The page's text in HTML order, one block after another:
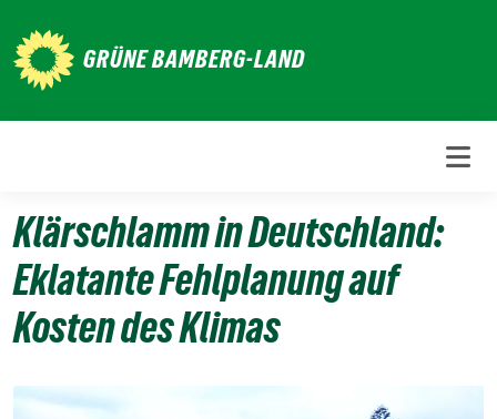
zum
Inhalt
GRÜNE BAMBERG-LAND
Klärschlamm in Deutschland:
Eklatante Fehlplanung auf
Kosten des Klimas
Oktober